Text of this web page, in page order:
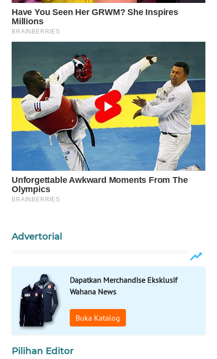
Advertorial
Dapatkan Merchandise Eksklusif
Wahana News
Buka Katalog
Pilihan Editor
WN
LIKUPANG
WN
BORNEO
Media
NEWS
WAHANA
WAHANA
WAHANA
INFRASTRUKTUR
WAHANA
KONSUMEN
LISTRIK